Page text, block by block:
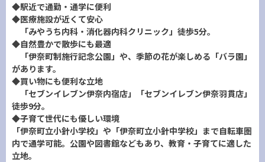
◆駅近で通勤・通学に便利
◆医療施設が近くて安心
「みやうち内科・消化器内科クリニック」徒歩5分。
◆自然豊かで散歩にも最適
「伊奈町制施行記念公園」や、季節の花が楽しめる「バラ園」
があります。
◆買い物にも便利な立地
「セブンイレブン伊奈内宿店」「セブンイレブン伊奈羽貫店」
徒歩9分。
◆子育て世代にも優しい環境
「伊奈町立小針小学校」や「伊奈町立小針中学校」まで自転車圏
内で通学可能。公園や図書館などもあり、教育・子育てに適した
立地。